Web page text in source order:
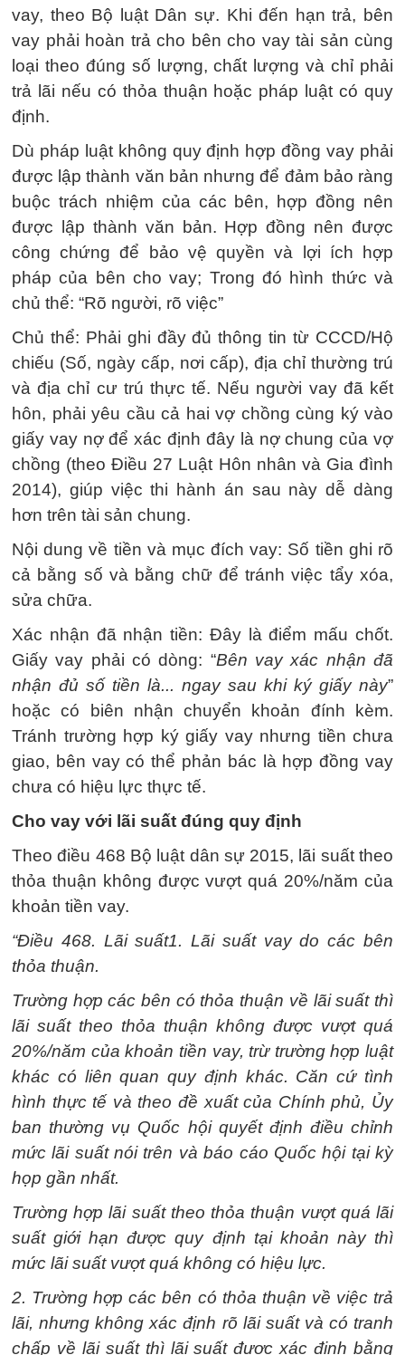
vay, theo Bộ luật Dân sự. Khi đến hạn trả, bên
vay phải hoàn trả cho bên cho vay tài sản cùng
loại theo đúng số lượng, chất lượng và chỉ phải
trả lãi nếu có thỏa thuận hoặc pháp luật có quy
định.
Dù pháp luật không quy định hợp đồng vay phải
được lập thành văn bản nhưng để đảm bảo ràng
buộc trách nhiệm của các bên, hợp đồng nên
được lập thành văn bản. Hợp đồng nên được
công chứng để bảo vệ quyền và lợi ích hợp
pháp của bên cho vay; Trong đó hình thức và
chủ thể: “Rõ người, rõ việc”
Chủ thể: Phải ghi đầy đủ thông tin từ CCCD/Hộ
chiếu (Số, ngày cấp, nơi cấp), địa chỉ thường trú
và địa chỉ cư trú thực tế. Nếu người vay đã kết
hôn, phải yêu cầu cả hai vợ chồng cùng ký vào
giấy vay nợ để xác định đây là nợ chung của vợ
chồng (theo Điều 27 Luật Hôn nhân và Gia đình
2014), giúp việc thi hành án sau này dễ dàng
hơn trên tài sản chung.
Nội dung về tiền và mục đích vay: Số tiền ghi rõ
cả bằng số và bằng chữ để tránh việc tẩy xóa,
sửa chữa.
Xác nhận đã nhận tiền: Đây là điểm mấu chốt.
Giấy vay phải có dòng: “Bên vay xác nhận đã
nhận đủ số tiền là... ngay sau khi ký giấy này”
hoặc có biên nhận chuyển khoản đính kèm.
Tránh trường hợp ký giấy vay nhưng tiền chưa
giao, bên vay có thể phản bác là hợp đồng vay
chưa có hiệu lực thực tế.
Cho vay với lãi suất đúng quy định
Theo điều 468 Bộ luật dân sự 2015, lãi suất theo
thỏa thuận không được vượt quá 20%/năm của
khoản tiền vay.
“Điều 468. Lãi suất1. Lãi suất vay do các bên
thỏa thuận.
Trường hợp các bên có thỏa thuận về lãi suất thì
lãi suất theo thỏa thuận không được vượt quá
20%/năm của khoản tiền vay, trừ trường hợp luật
khác có liên quan quy định khác. Căn cứ tình
hình thực tế và theo đề xuất của Chính phủ, Ủy
ban thường vụ Quốc hội quyết định điều chỉnh
mức lãi suất nói trên và báo cáo Quốc hội tại kỳ
họp gần nhất.
Trường hợp lãi suất theo thỏa thuận vượt quá lãi
suất giới hạn được quy định tại khoản này thì
mức lãi suất vượt quá không có hiệu lực.
2. Trường hợp các bên có thỏa thuận về việc trả
lãi, nhưng không xác định rõ lãi suất và có tranh
chấp về lãi suất thì lãi suất được xác định bằng